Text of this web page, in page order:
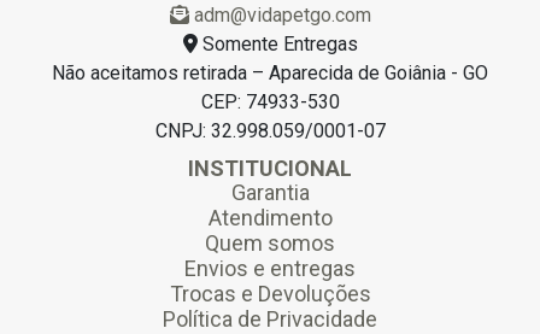
adm@vidapetgo.com
Somente Entregas
Não aceitamos retirada – Aparecida de Goiânia - GO
CEP: 74933-530
CNPJ: 32.998.059/0001-07
INSTITUCIONAL
Garantia
Atendimento
Quem somos
Envios e entregas
Trocas e Devoluções
Política de Privacidade